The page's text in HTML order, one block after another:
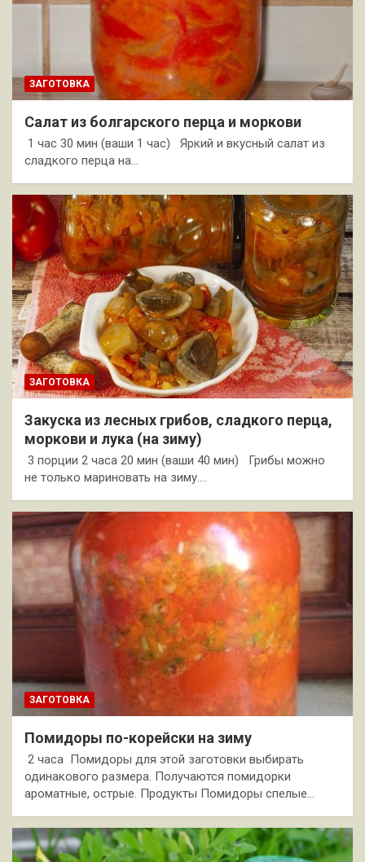
ЗАГОТОВКА
Салат из болгарского перца и моркови
1 час 30 мин (ваши 1 час) Яркий и вкусный салат из
сладкого перца на…
ЗАГОТОВКА
Закуска из лесных грибов, сладкого перца,
моркови и лука (на зиму)
3 порции 2 часа 20 мин (ваши 40 мин) Грибы можно
не только мариновать на зиму.…
ЗАГОТОВКА
Помидоры по-корейски на зиму
2 часа Помидоры для этой заготовки выбирать
одинакового размера. Получаются помидорки
ароматные, острые. Продукты Помидоры спелые…